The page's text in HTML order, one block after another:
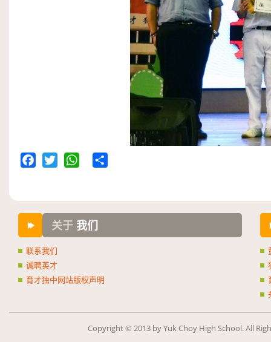
关于 我们
联系我们
诚聘英才
育才独中网站版权声明
Copy­right © 2013 by Yuk Choy High School. All